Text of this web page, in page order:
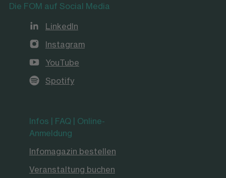
Die FOM auf Social Media
LinkedIn
Instagram
YouTube
Spotify
Infos | FAQ | Online-
Anmeldung
Infomagazin bestellen
Veranstaltung buchen